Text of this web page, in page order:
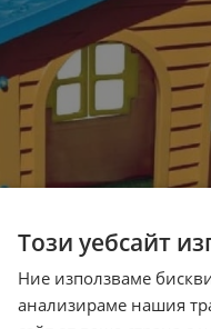
Този уебсайт
Ние използваме
анализираме нашия